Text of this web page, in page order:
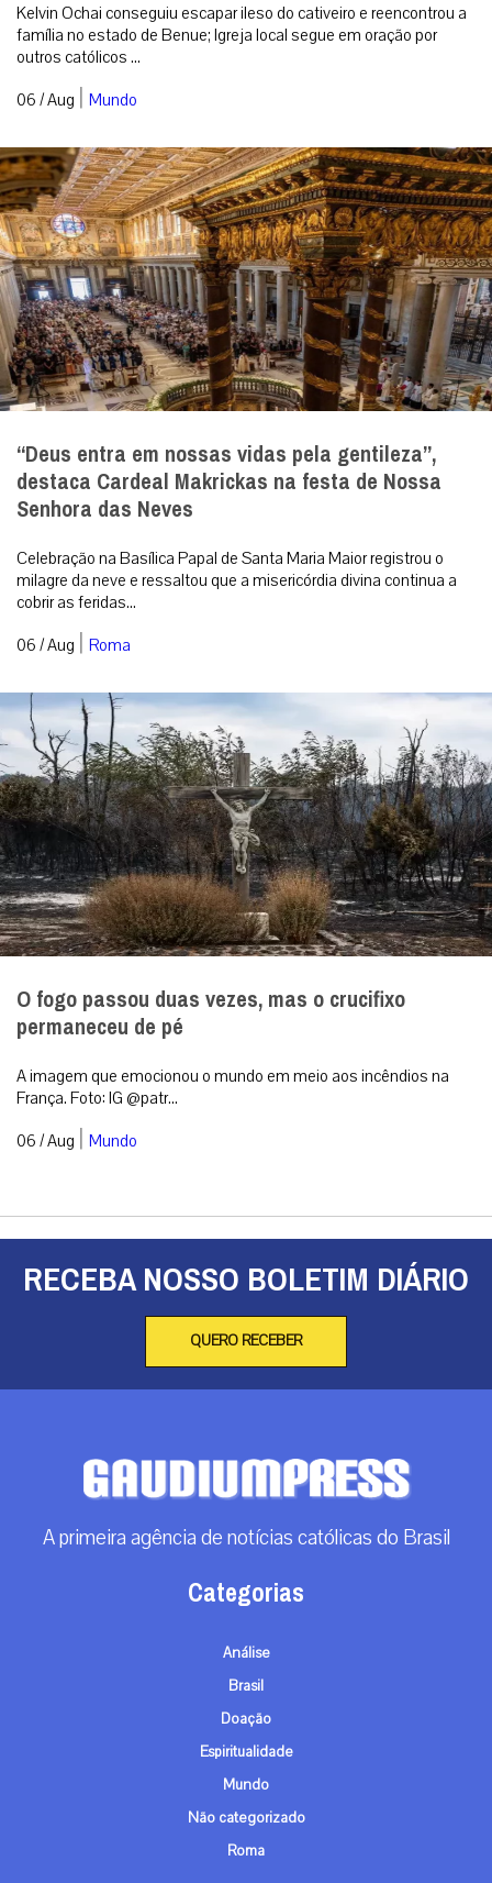
Kelvin Ochai conseguiu escapar ileso do cativeiro e reencontrou a
família no estado de Benue; Igreja local segue em oração por
outros católicos ...
06 / Aug | Mundo
“Deus entra em nossas vidas pela gentileza”,
destaca Cardeal Makrickas na festa de Nossa
Senhora das Neves
Celebração na Basílica Papal de Santa Maria Maior registrou o
milagre da neve e ressaltou que a misericórdia divina continua a
cobrir as feridas...
06 / Aug | Roma
O fogo passou duas vezes, mas o crucifixo
permaneceu de pé
A imagem que emocionou o mundo em meio aos incêndios na
França. Foto: IG @patr...
06 / Aug | Mundo
RECEBA NOSSO BOLETIM DIÁRIO
QUERO RECEBER
A primeira agência de notícias católicas do Brasil
Categorias
Análise
Brasil
Doação
Espiritualidade
Mundo
Não categorizado
Roma